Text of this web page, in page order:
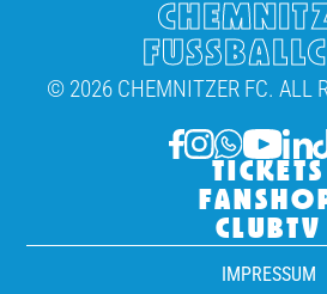
© 2026 CHEMNITZER FC. ALL
TICKETS
CLUBTV
IMPRESSUM